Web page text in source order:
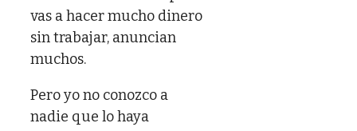
vas a hacer mucho dinero
sin trabajar, anuncian
muchos.
Pero yo no conozco a
nadie que lo haya